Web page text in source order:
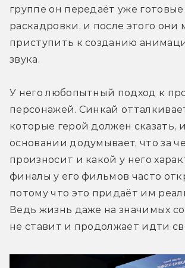
группе он передаёт уже готовые
раскадровки, и после этого они
приступить к созданию
звука.
У него любопытный подход к
персонажей. Синкай
которые герой должен сказать,
основании додумывает, что за
произносит и какой у него
финалы у его фильмов часто
потому что это придаёт им
Ведь жизнь даже на значимых
не ставит и продолжает идти